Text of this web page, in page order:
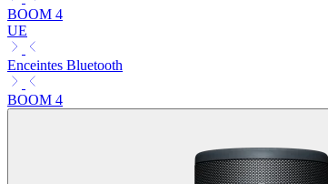
BOOM 4
UE
Enceintes Bluetooth
BOOM 4